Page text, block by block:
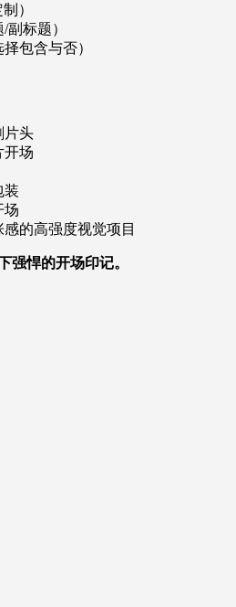
）
标题）
包含与否）
片头
开场
装
场
的高强度视觉项目
强悍的开场印记。